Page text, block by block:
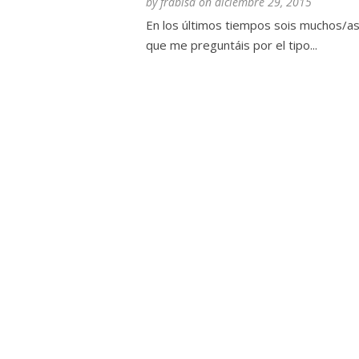
En los últimos tiempos sois muchos/
que me preguntáis por el tipo...